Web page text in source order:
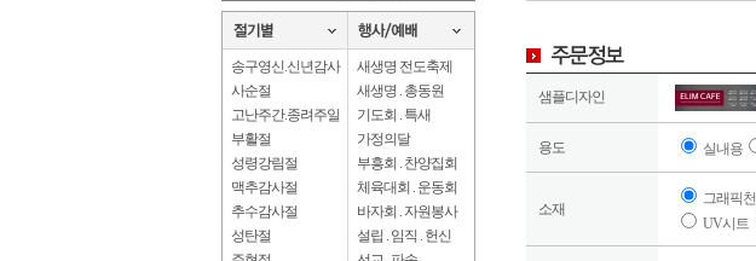
송구영신.신년감사
사순절
고난주간.종려주일
부활절
성령강림절
맥추감사절
추수감사절
성탄절
새생명 전도축제
새생명 . 총동원
기도회 . 특새
가정의달
부흥회 . 찬양집회
체육대회 . 운동회
바자회 . 자원봉사
설립 . 임직 . 헌신
샘플디자인
용도 실내용
소재
그래픽천
UV시트